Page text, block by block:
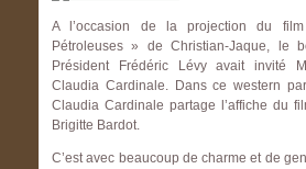
A l’occasion de la projection du
Pétroleuses » de Christian-Jaque, le
Président Frédéric Lévy avait invité
Claudia Cardinale. Dans ce western
Claudia Cardinale partage l’affiche du
Brigitte Bardot.
C’est avec beaucoup de charme et de